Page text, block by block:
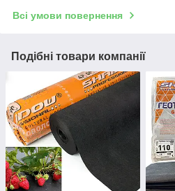
Всі умови повернення
Подібні товари компанії